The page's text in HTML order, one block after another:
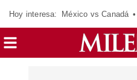
Hoy interesa: México vs Canadá